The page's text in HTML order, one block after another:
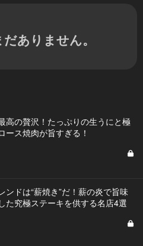
ありません。
高の贅沢！たっぷりの生うにと極
ース焼肉が旨すぎる！
ンドは“薪焼き”だ！薪の炎で旨味
た究極ステーキを供する名店4選